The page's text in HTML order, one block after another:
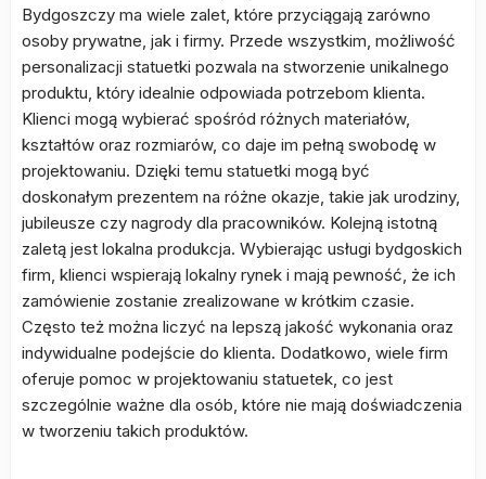
Bydgoszczy ma wiele zalet, które przyciągają zarówno
osoby prywatne, jak i firmy. Przede wszystkim, możliwość
personalizacji statuetki pozwala na stworzenie unikalnego
produktu, który idealnie odpowiada potrzebom klienta.
Klienci mogą wybierać spośród różnych materiałów,
kształtów oraz rozmiarów, co daje im pełną swobodę w
projektowaniu. Dzięki temu statuetki mogą być
doskonałym prezentem na różne okazje, takie jak urodziny,
jubileusze czy nagrody dla pracowników. Kolejną istotną
zaletą jest lokalna produkcja. Wybierając usługi bydgoskich
firm, klienci wspierają lokalny rynek i mają pewność, że ich
zamówienie zostanie zrealizowane w krótkim czasie.
Często też można liczyć na lepszą jakość wykonania oraz
indywidualne podejście do klienta. Dodatkowo, wiele firm
oferuje pomoc w projektowaniu statuetek, co jest
szczególnie ważne dla osób, które nie mają doświadczenia
w tworzeniu takich produktów.